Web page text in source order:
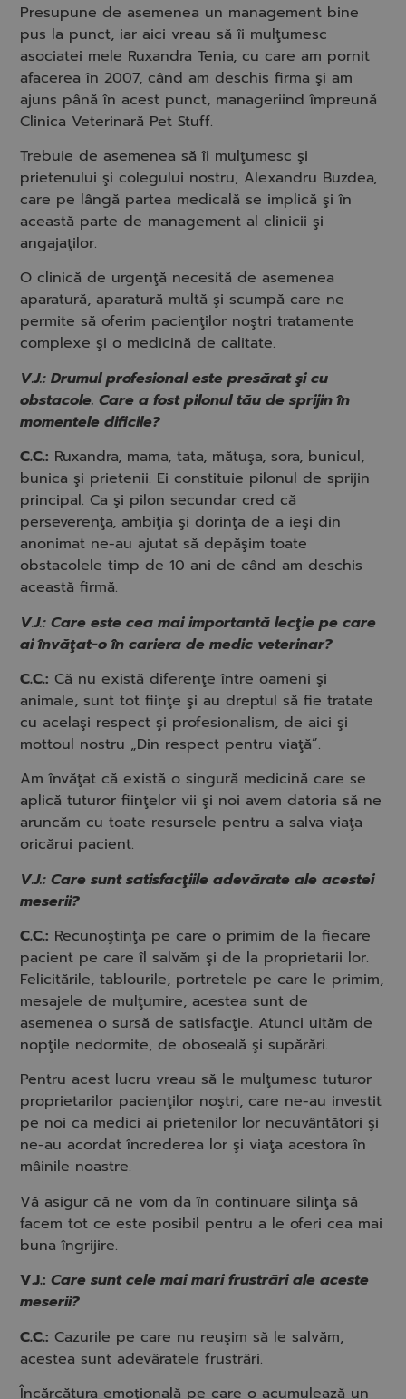
Presupune de asemenea un management bine
pus la punct, iar aici vreau să îi mulţumesc
asociatei mele Ruxandra Tenia, cu care am pornit
afacerea în 2007, când am deschis firma şi am
ajuns până în acest punct, manageriind împreună
Clinica Veterinară Pet Stuff.
Trebuie de asemenea să îi mulţumesc şi
prietenului şi colegului nostru, Alexandru Buzdea,
care pe lângă partea medicală se implică şi în
această parte de management al clinicii şi
angajaţilor.
O clinică de urgenţă necesită de asemenea
aparatură, aparatură multă şi scumpă care ne
permite să oferim pacienţilor noştri tratamente
complexe şi o medicină de calitate.
V.J.: Drumul profesional este presărat şi cu
obstacole. Care a fost pilonul tău de sprijin în
momentele dificile?
C.C.: Ruxandra, mama, tata, mătuşa, sora, bunicul,
bunica şi prietenii. Ei constituie pilonul de sprijin
principal. Ca şi pilon secundar cred că
perseverenţa, ambiţia şi dorinţa de a ieşi din
anonimat ne-au ajutat să depăşim toate
obstacolele timp de 10 ani de când am deschis
această firmă.
V.J.: Care este cea mai importantă lecţie pe care
ai învăţat-o în cariera de medic veterinar?
C.C.: Că nu există diferenţe între oameni şi
animale, sunt tot fiinţe şi au dreptul să fie tratate
cu acelaşi respect şi profesionalism, de aici şi
mottoul nostru „Din respect pentru viaţă”.
Am învăţat că există o singură medicină care se
aplică tuturor fiinţelor vii şi noi avem datoria să ne
aruncăm cu toate resursele pentru a salva viaţa
oricărui pacient.
V.J.: Care sunt satisfacţiile adevărate ale acestei
meserii?
C.C.: Recunoştinţa pe care o primim de la fiecare
pacient pe care îl salvăm şi de la proprietarii lor.
Felicitările, tablourile, portretele pe care le primim,
mesajele de mulţumire, acestea sunt de
asemenea o sursă de satisfacţie. Atunci uităm de
nopţile nedormite, de oboseală şi supărări.
Pentru acest lucru vreau să le mulţumesc tuturor
proprietarilor pacienţilor noştri, care ne-au investit
pe noi ca medici ai prietenilor lor necuvântători şi
ne-au acordat încrederea lor şi viaţa acestora în
mâinile noastre.
Vă asigur că ne vom da în continuare silinţa să
facem tot ce este posibil pentru a le oferi cea mai
buna îngrijire.
V.J.:Care sunt cele mai mari frustrări ale aceste
meserii?
C.C.: Cazurile pe care nu reuşim să le salvăm,
acestea sunt adevăratele frustrări.
Încărcătura emoţională pe care o acumulează un